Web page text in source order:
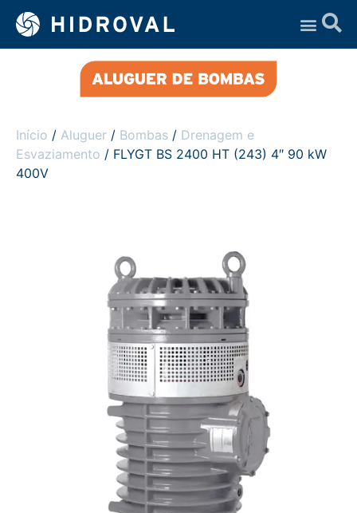
Início / Aluguer / Bombas / Drenagem e
Esvaziamento / FLYGT BS 2400 HT (243) 4″ 90 kW
400V